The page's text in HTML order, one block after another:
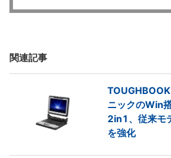
関連記事
ニックのWin
2in1、従来モ
を強化